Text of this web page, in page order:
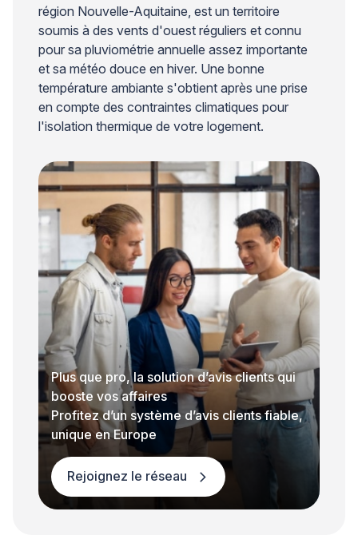
région Nouvelle-Aquitaine, est un territoire
soumis à des vents d'ouest réguliers et connu
pour sa pluviométrie annuelle assez importante
et sa météo douce en hiver. Une bonne
température ambiante s'obtient après une prise
en compte des contraintes climatiques pour
l'isolation thermique de votre logement.
Plus que pro, la solution d’avis clients qui
booste vos affaires
Profitez d’un système d’avis clients fiable,
unique en Europe
Rejoignez le réseau